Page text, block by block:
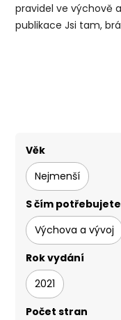
pravidel ve výchově
publikaceJsi tam,
Věk
Nejmenší
S čím
Výchova a vývoj
Rok vydání
2021
Počet stran